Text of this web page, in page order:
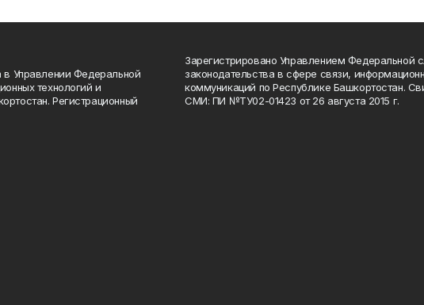
в Управлении Федеральной
технологий и
Регистрационный
Зарегистрировано Управлением Федеральной
законодательства в сфере связи,
коммуникаций по Республике Башкортостан.
СМИ: ПИ №ТУ02-01423 от 26 августа 2015 г.